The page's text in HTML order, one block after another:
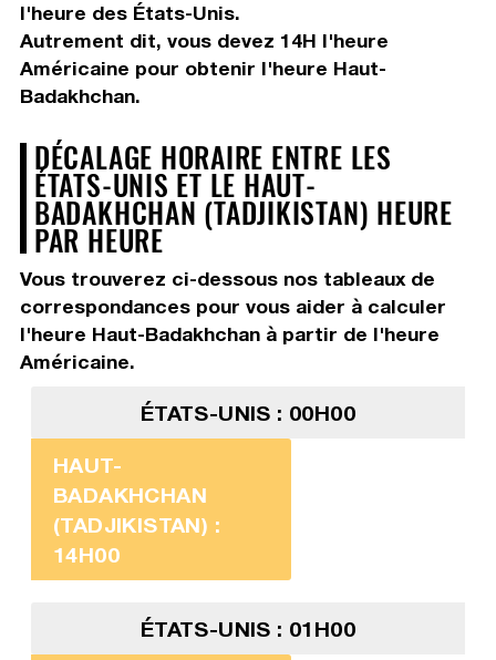
l'heure des États-Unis.
Autrement dit, vous devez 14H l'heure
Américaine pour obtenir l'heure Haut-
Badakhchan.
DÉCALAGE HORAIRE ENTRE LES
ÉTATS-UNIS ET LE HAUT-
BADAKHCHAN (TADJIKISTAN) HEURE
PAR HEURE
Vous trouverez ci-dessous nos tableaux de
correspondances pour vous aider à calculer
l'heure Haut-Badakhchan à partir de l'heure
Américaine.
ÉTATS-UNIS : 00H00
HAUT-
BADAKHCHAN
(TADJIKISTAN) :
14H00
ÉTATS-UNIS : 01H00